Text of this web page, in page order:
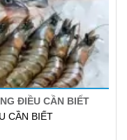
ĐIỀU CẦN BIẾT
CẦN BIẾT